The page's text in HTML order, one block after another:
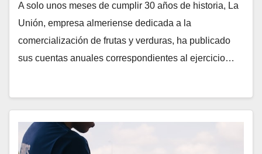
A solo unos meses de cumplir 30 años de historia, La
Unión, empresa almeriense dedicada a la
comercialización de frutas y verduras, ha publicado
sus cuentas anuales correspondientes al ejercicio…